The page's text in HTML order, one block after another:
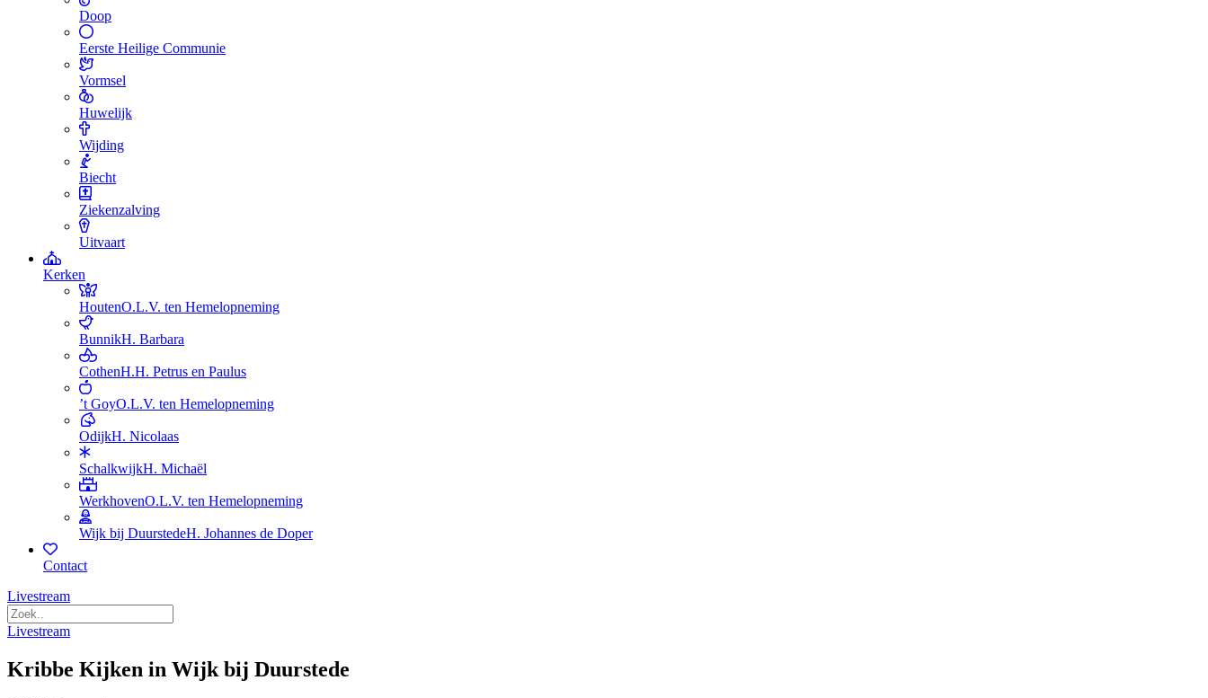
Doop
Eerste Heilige Communie
Vormsel
Huwelijk
Wijding
Biecht
Ziekenzalving
Uitvaart
Kerken
HoutenO.L.V. ten Hemelopneming
BunnikH. Barbara
CothenH.H. Petrus en Paulus
’t GoyO.L.V. ten Hemelopneming
OdijkH. Nicolaas
SchalkwijkH. Michaël
WerkhovenO.L.V. ten Hemelopneming
Wijk bij DuurstedeH. Johannes de Doper
Contact
Livestream
Livestream
Kribbe Kijken in Wijk bij Duurstede